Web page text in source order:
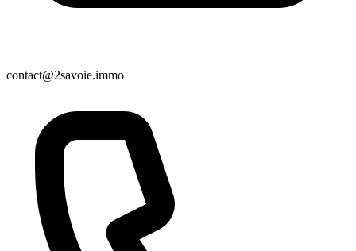
contact@2savoie.immo